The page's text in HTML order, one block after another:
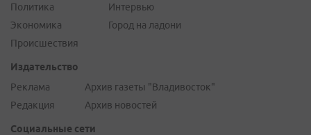
Политика
Экономика
Происшествия
Интервью
Город на ладони
Издательство
Реклама
Редакция
Архив газеты "Владивосток"
Архив новостей
Социальные сети